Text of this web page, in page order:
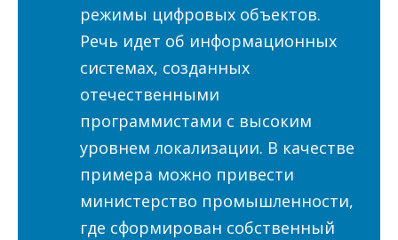
режимы цифровых объектов.
Речь идет об информационных
системах, созданных
отечественными
программистами с высоким
уровнем локализации. В качестве
примера можно привести
министерство промышленности,
где сформирован собственный